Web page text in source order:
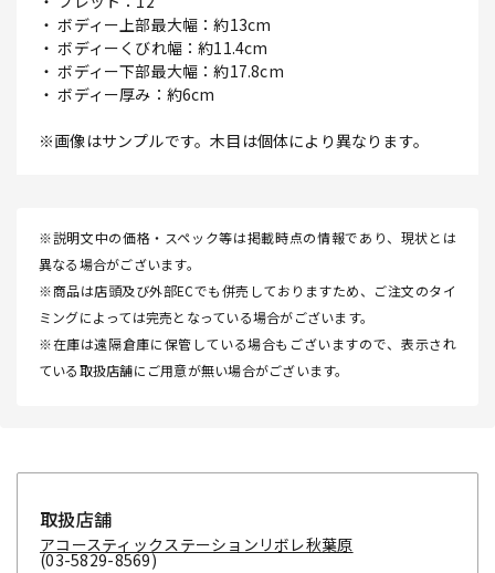
・ ボディー上部最大幅：約13cm
・ ボディーくびれ幅：約11.4cm
・ ボディー下部最大幅：約17.8cm
・ ボディー厚み：約6cm
※画像はサンプルです。木目は個体により異なります。
※説明文中の価格・スペック等は掲載時点の情報であり、現状とは
異なる場合がございます。
※商品は店頭及び外部ECでも併売しておりますため、ご注文のタイ
ミングによっては完売となっている場合がございます。
※在庫は遠隔倉庫に保管している場合もございますので、表示され
ている取扱店舗にご用意が無い場合がございます。
取扱店舗
アコースティックステーションリボレ秋葉原
(03-5829-8569)